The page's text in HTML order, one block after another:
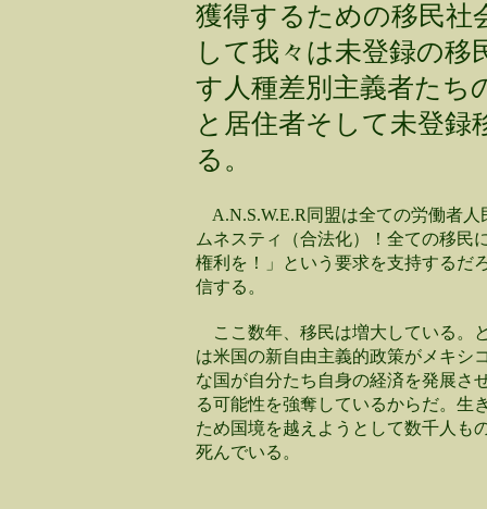
獲得するための移民社
して我々は未登録の
す人種差別主義者たち
と居住者そして未登
る。
A.N.S.W.E.R同盟は全ての労働者人
ムネスティ（合法化）！全ての移民
権利を！」という要求を支持するだ
信する。
ここ数年、移民は増大している。
は米国の新自由主義的政策がメキシ
な国が自分たち自身の経済を発展さ
る可能性を強奪しているからだ。生
ため国境を越えようとして数千人も
死んでいる。